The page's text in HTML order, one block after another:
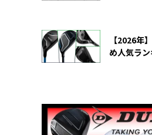
【2026年
め人気ラ